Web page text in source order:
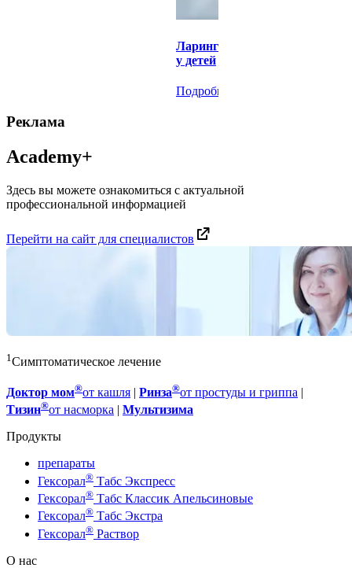
Ларингит
у детей
Подробнее
Реклама
Academy+
Здесь вы можете ознакомиться с актуальной
профессиональной информацией
Перейти на сайт для специалистов
1Симптоматическое лечение
Доктор мом®от кашля | Ринза®от простуды и гриппа |
Тизин®от насморка | Мультизима
Продукты
препараты
Гексорал® Табс Экспресс
Гексорал® Табс Классик Апельсиновые
Гексорал® Табс Экстра
Гексорал® Раствор
О нас